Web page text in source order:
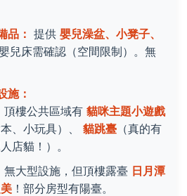
品： 提供 嬰兒澡盆、小凳子、
兒床需確認（空間限制）。無
施：
頂樓公共區域有 貓咪主題小遊戲
本、小玩具）、 貓跳臺 （真的有
店貓！）。
無大型設施，但頂樓露臺 日月潭
！部分房型有陽臺。